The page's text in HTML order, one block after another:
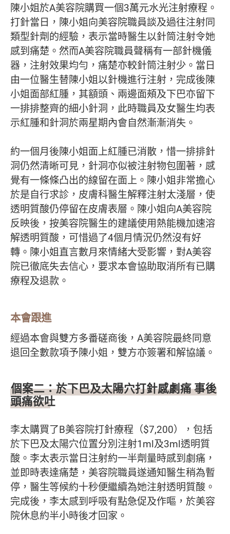
陳小姐於A美容院購買一個3萬元水光注射療程。
打針當日，陳小姐向美容院職員談及過往注射同
類型針劑的經驗，表示當時醫生以針筒注射令她
感到痛楚。然而A美容院職員聲稱有一部針機儀
器，注射效果均勻，痛楚亦較針筒注射少。當日
由一位醫生替陳小姐以針機進行注射，完成後陳
小姐面部紅腫，其額頭、兩邊面頰及下巴亦留下
一排排整齊的細小針洞，此時職員及女醫生均表
示紅腫和針洞於兩星期內會自然漸漸消失。
約一個月後陳小姐面上紅腫已消散，惜一排排針
洞仍然清晰可見，針洞亦似被注射物包圍著，感
覺有一條條凸出的線留在面上。陳小姐非常擔心
於是自行求診，皮膚科醫生解釋注射太淺層，使
透明質酸仍停留在皮膚表層。陳小姐向A美容院
反映後，按美容院醫生的建議使用熱能機加速溶
解透明質酸，可惜過了4個月情況仍然沒有好
轉。陳小姐直言數月來情緒大受影響，對A美容
院已徹底失去信心，要求本會協助取消所有已購
療程及退款。
本會跟進
經過本會與雙方多番磋商後，A美容院最終同意
退回全數款項予陳小姐，雙方亦簽署和解協議。
個案二：於下巴及太陽穴打針感劇痛 事後
頭痛欲吐
李太購買了B美容院打針療程（$7,200），包括
於下巴及太陽穴位置分別注射1ml及3ml透明質
酸。李太表示當日注射約一半劑量時感到劇痛，
並即時表達痛楚，美容院職員遂通知醫生稍為暫
停，醫生等候約十秒便繼續為她注射透明質酸。
完成後，李太感到呼吸有點急促及作嘔，於美容
院休息約半小時後才回家。